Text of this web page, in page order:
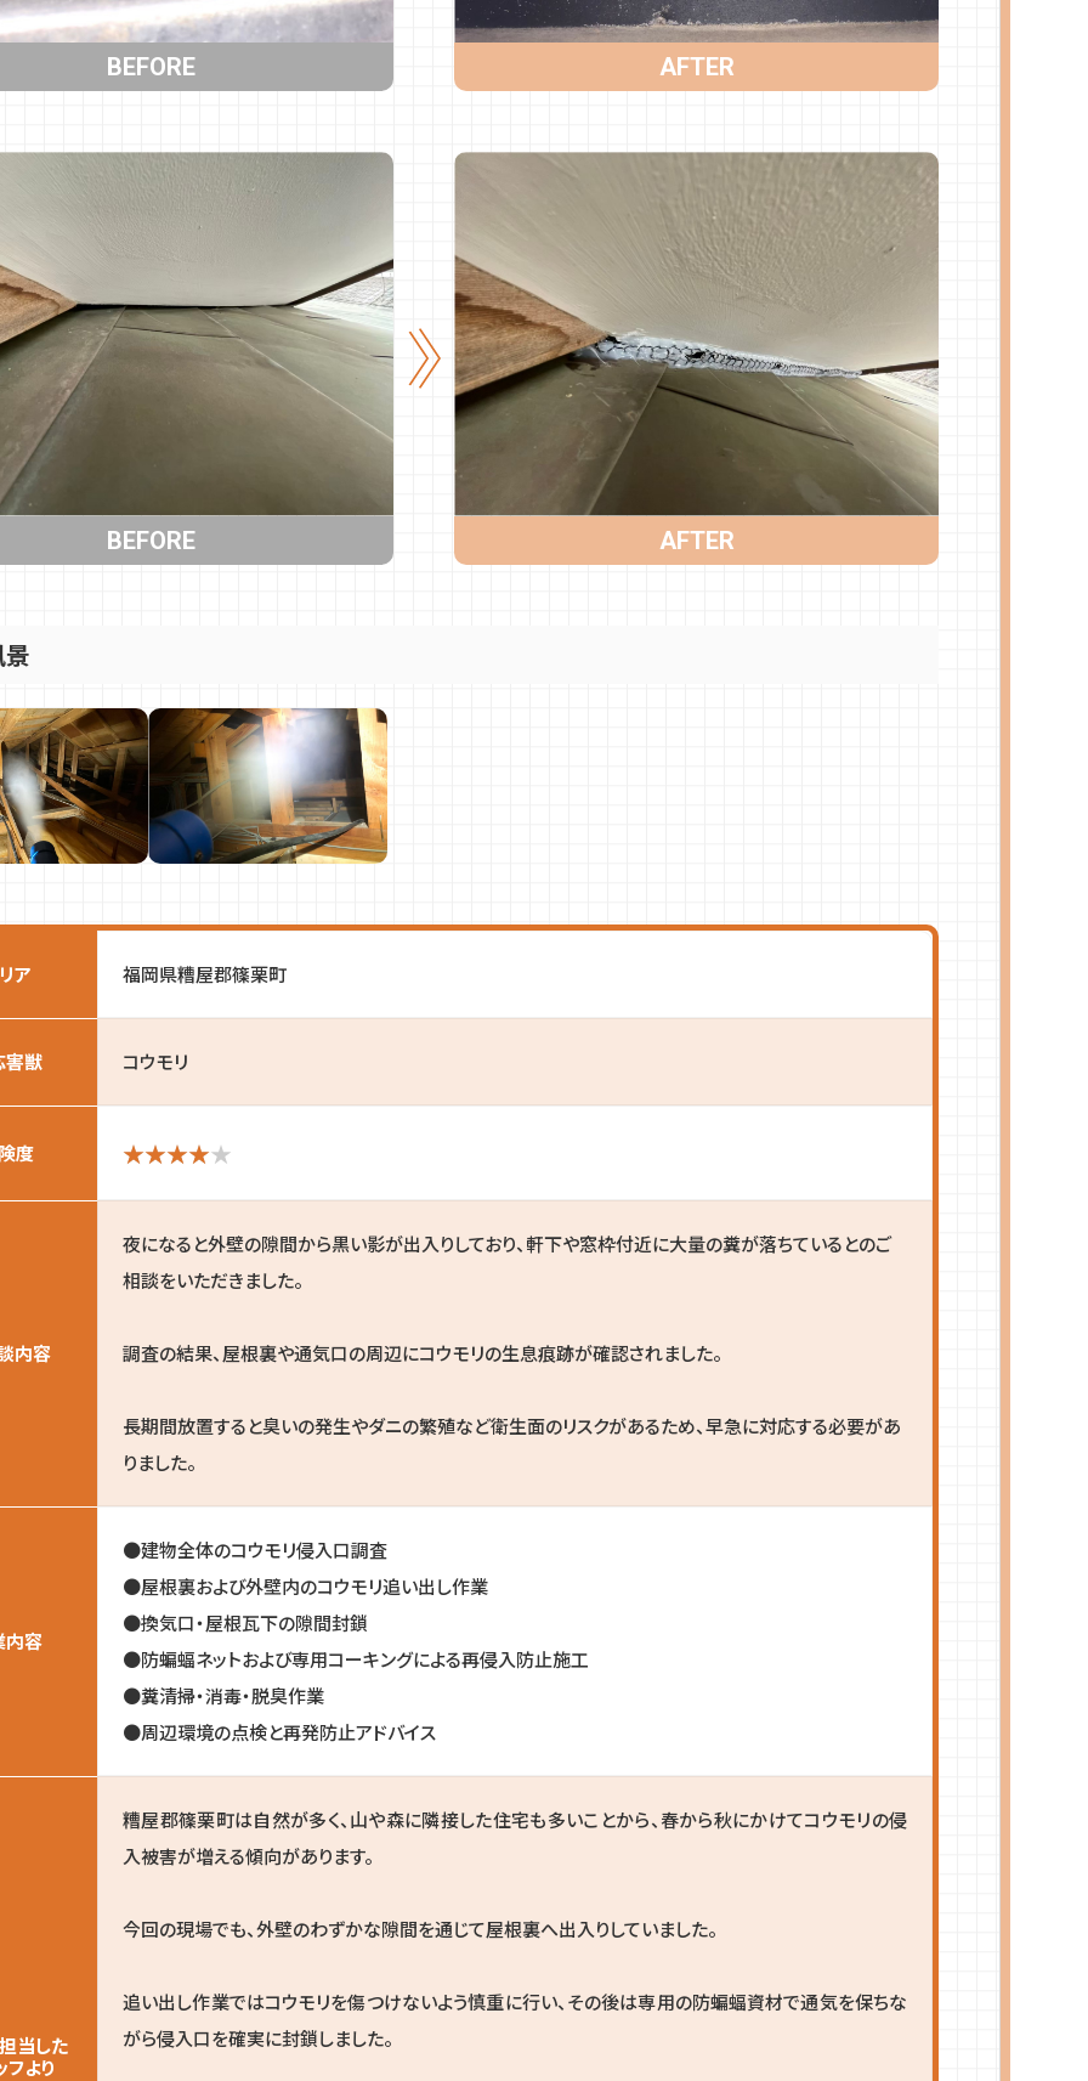
BEFORE AFTER
BEFORE AFTER
ア 福岡県糟屋郡篠栗町
害獣 コウモリ
度
内容
夜になると外壁の隙間から黒い影が出入りしており、軒下や窓枠付近に大量の糞が落ちているとのご
相談をいただきました。
調査の結果、屋根裏や通気口の周辺にコウモリの生息痕跡が確認されました。
長期間放置すると臭いの発生やダニの繁殖など衛生面のリスクがあるため、早急に対応する必要があ
りました。
内容
●建物全体のコウモリ侵入口調査
●屋根裏および外壁内のコウモリ追い出し作業
●換気口・屋根瓦下の隙間封鎖
●防蝙蝠ネットおよび専用コーキングによる再侵入防止施工
●糞清掃・消毒・脱臭作業
●周辺環境の点検と再発防止アドバイス
当した
フより
糟屋郡篠栗町は自然が多く、山や森に隣接した住宅も多いことから、春から秋にかけてコウモリの侵
入被害が増える傾向があります。
今回の現場でも、外壁のわずかな隙間を通じて屋根裏へ出入りしていました。
追い出し作業ではコウモリを傷つけないよう慎重に行い、その後は専用の防蝙蝠資材で通気を保ちな
がら侵入口を確実に封鎖しました。